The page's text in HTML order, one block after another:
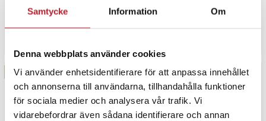
Samtycke Information Om
Denna webbplats använder cookies
Vi använder enhetsidentifierare för att anpassa innehållet
och annonserna till användarna, tillhandahålla funktioner
för sociala medier och analysera vår trafik. Vi
vidarebefordrar även sådana identifierare och annan
:699 kr
699 kr
Tillfälligt slut, lev. tid ej bekräftad.
Pris:
299 kr
Tillfälligt slut, lev. tid ej bekräftad.
NYHET